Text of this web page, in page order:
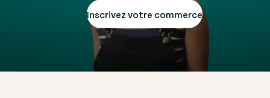
Inscrivez votre commerce